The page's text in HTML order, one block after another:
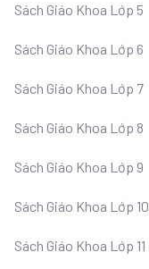
Sách Giáo Khoa Lớp 5
Sách Giáo Khoa Lớp 6
Sách Giáo Khoa Lớp 7
Sách Giáo Khoa Lớp 8
Sách Giáo Khoa Lớp 9
Sách Giáo Khoa Lớp 10
Sách Giáo Khoa Lớp 11